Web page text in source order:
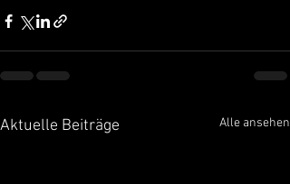
Aktuelle Beiträge Alle ansehen